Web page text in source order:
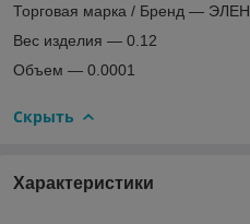
Торговая марка / Бренд — ЭЛЕН
Вес изделия — 0.12
Объем — 0.0001
Скрыть
Характеристики